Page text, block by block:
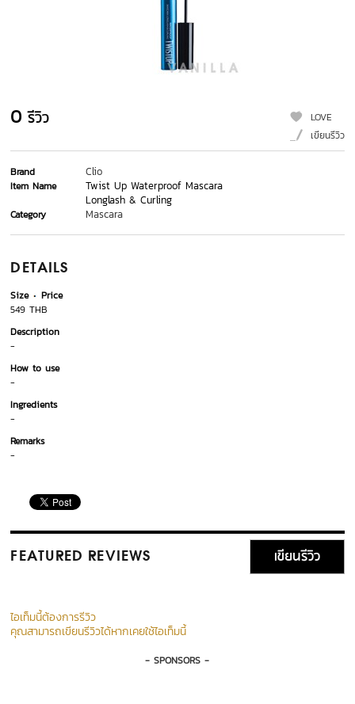
0 รีวิว
LOVE
เขียนรีวิว
Brand Clio
Item Name
Twist Up Waterproof Mascara
Longlash & Curling
Category Mascara
DETAILS
Size
Price
549 THB
Description
-
How to use
-
Ingredients
-
Remarks
-
FEATURED REVIEWS เขียนรีวิว
ไอเท็มนี้ต้องการรีวิว
คุณสามารถเขียนรีวิวได้หากเคยใช้ไอเท็มนี้
- SPONSORS -